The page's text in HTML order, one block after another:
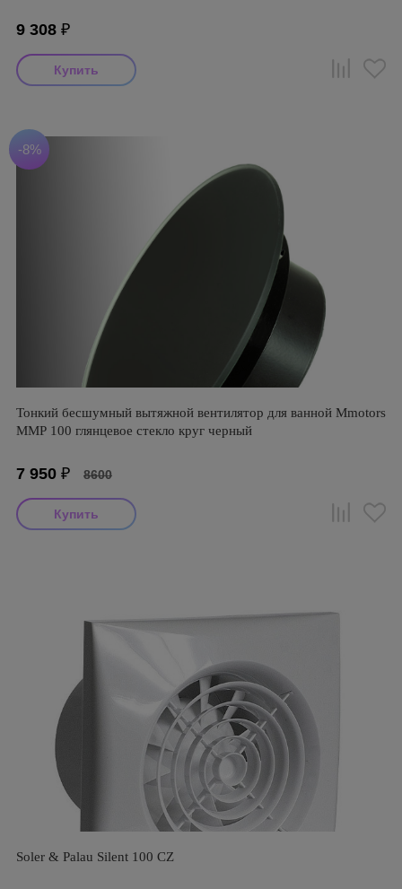
9 308 ₽
-8%
Тонкий бесшумный вытяжной вентилятор для ванной Mmotors
ММР 100 глянцевое стекло круг черный
7 950 ₽ 8600
Soler & Palau Silent 100 CZ